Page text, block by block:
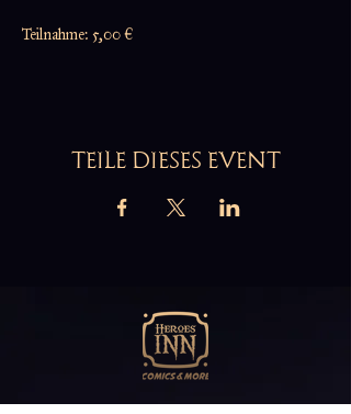
Teilnahme: 5,00 €
TEILE DIESES EVENT